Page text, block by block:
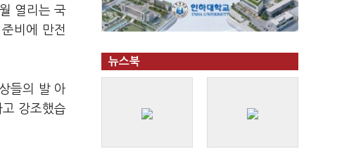
열리는 국
비에 만전
들의 발 아
강조했습
뉴스북